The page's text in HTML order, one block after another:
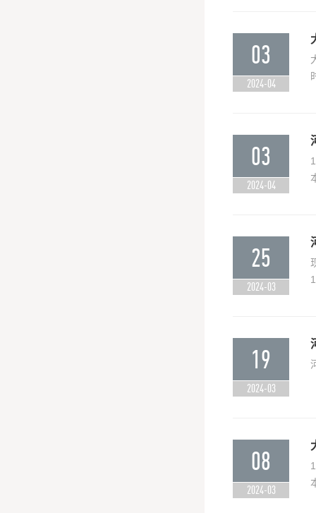
03
2024-04
03
2024-04
25
2024-03
19
2024-03
08
2024-03